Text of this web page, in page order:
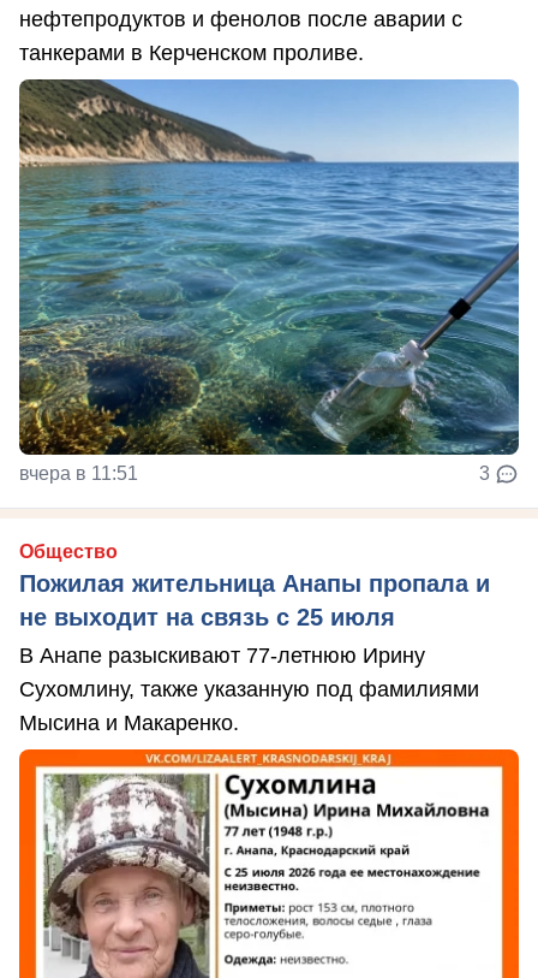
нефтепродуктов и фенолов после аварии с
танкерами в Керченском проливе.
вчера в 11:51 3
Общество
Пожилая жительница Анапы пропала и
не выходит на связь с 25 июля
В Анапе разыскивают 77-летнюю Ирину
Сухомлину, также указанную под фамилиями
Мысина и Макаренко.